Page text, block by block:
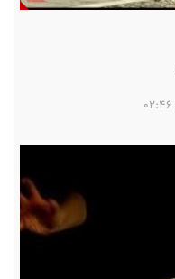
02:46